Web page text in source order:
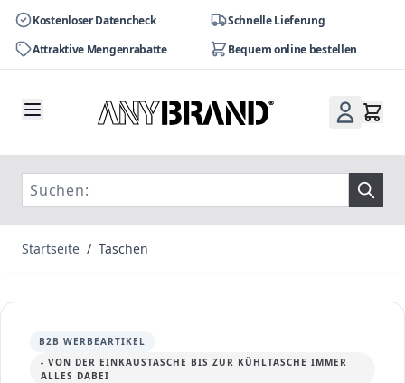
Kostenloser Datencheck
Schnelle Lieferung
Attraktive Mengenrabatte
Bequem online bestellen
Startseite / Taschen
B2B WERBEARTIKEL
- VON DER EINKAUSTASCHE BIS ZUR KÜHLTASCHE IMMER
ALLES DABEI